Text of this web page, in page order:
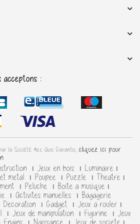
acceptons :
la Société des Avis Garantis, cliquez ici pour
Jeux en bois
Luminaire
metal Poupee Puzzle
Theatre
Peluche
Boite a musique
Activites manuelles
Bagagerie
Decoration Gadget
Jeux a rouler
Jeux de manipulation Figurine
Jeux